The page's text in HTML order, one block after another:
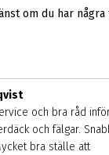
om du har några
och bra råd
och fälgar.
bra ställe att